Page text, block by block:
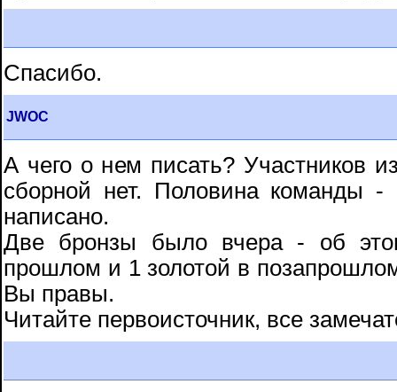
Спасибо.
JWOC
А чего о нем писать? Участников
сборной нет. Половина команды
написано.
Две бронзы было вчера - об
прошлом и 1 золотой в
Вы правы.
Читайте первоисточник, все